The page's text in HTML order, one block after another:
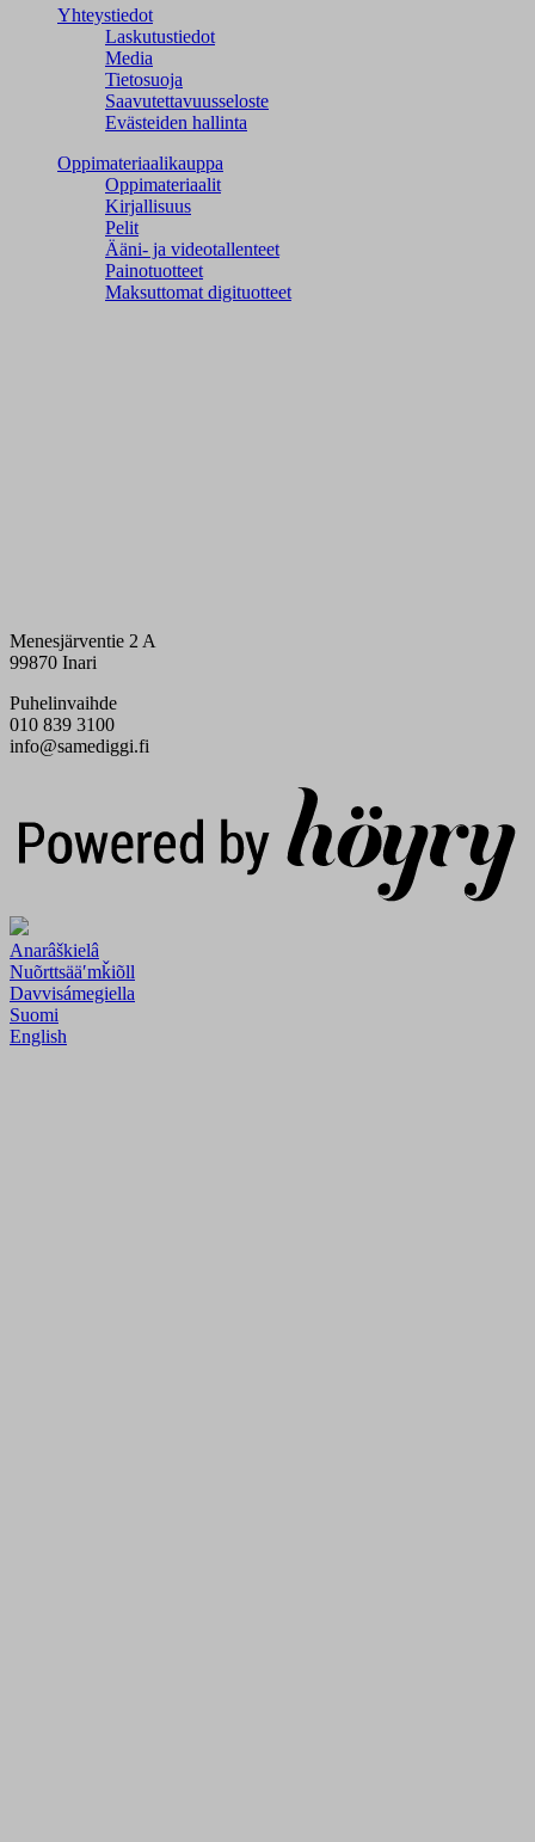
Yhteystiedot
Laskutustiedot
Media
Tietosuoja
Saavutettavuusseloste
Evästeiden hallinta
Oppimateriaalikauppa
Oppimateriaalit
Kirjallisuus
Pelit
Ääni- ja videotallenteet
Painotuotteet
Maksuttomat digituotteet
Menesjärventie 2 A
99870 Inari
Puhelinvaihde
010 839 3100
info@samediggi.fi
Anarâškielâ
Nuõrttsääʹmǩiõll
Davvisámegiella
Suomi
English